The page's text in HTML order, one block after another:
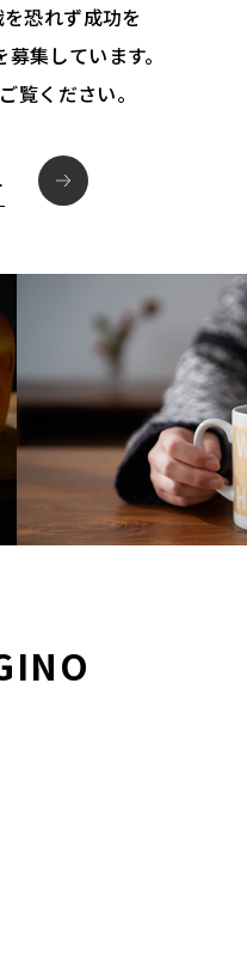
恐れず成功を
集しています。
覧ください。